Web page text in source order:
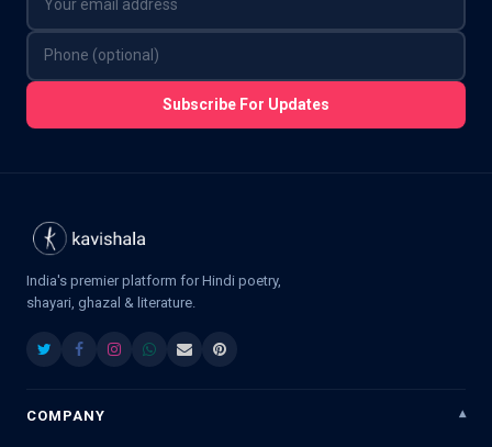
Subscribe For Updates
India's premier platform for Hindi poetry,
shayari, ghazal & literature.
COMPANY